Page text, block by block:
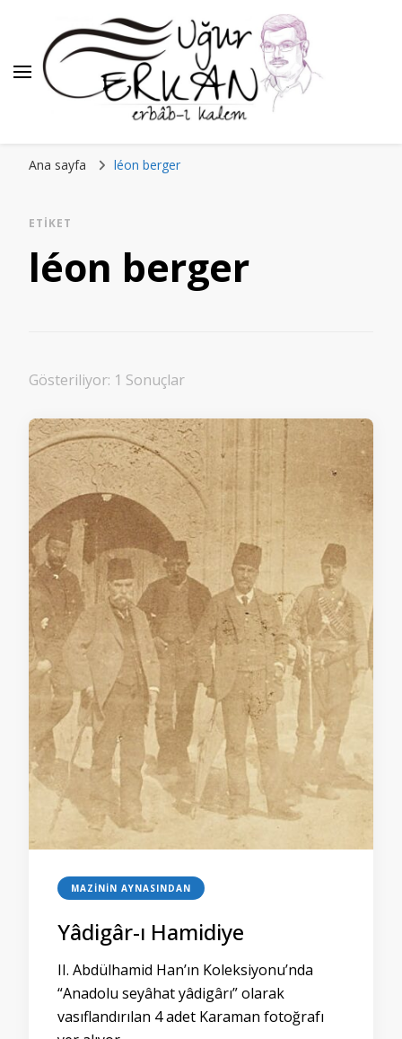
Ana sayfa léon berger
ETIKET
léon berger
Gösteriliyor: 1 Sonuçlar
MAZININ AYNASINDAN
Yâdigâr-ı Hamidiye
II. Abdülhamid Han’ın Koleksiyonu’nda
“Anadolu seyâhat yâdigârı” olarak
vasıflandırılan 4 adet Karaman fotoğrafı